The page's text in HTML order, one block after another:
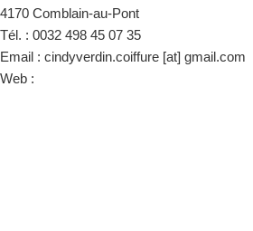
4170 Comblain-au-Pont
Tél. : 0032 498 45 07 35
Email : cindyverdin.coiffure [at] gmail.com
Web :